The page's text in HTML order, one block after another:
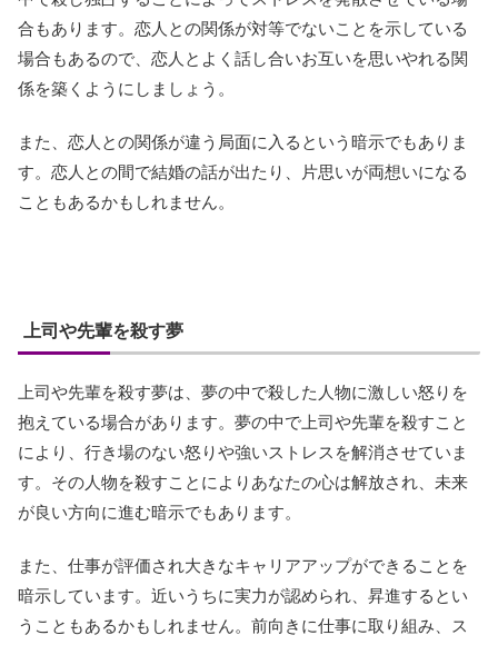
合もあります。恋人との関係が対等でないことを示している
場合もあるので、恋人とよく話し合いお互いを思いやれる関
係を築くようにしましょう。
また、恋人との関係が違う局面に入るという暗示でもありま
す。恋人との間で結婚の話が出たり、片思いが両想いになる
こともあるかもしれません。
上司や先輩を殺す夢
上司や先輩を殺す夢は、夢の中で殺した人物に激しい怒りを
抱えている場合があります。夢の中で上司や先輩を殺すこと
により、行き場のない怒りや強いストレスを解消させていま
す。その人物を殺すことによりあなたの心は解放され、未来
が良い方向に進む暗示でもあります。
また、仕事が評価され大きなキャリアアップができることを
暗示しています。近いうちに実力が認められ、昇進するとい
うこともあるかもしれません。前向きに仕事に取り組み、ス